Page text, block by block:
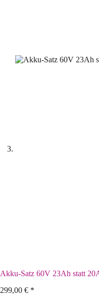
Akku-Satz 60V 23Ah statt
299,00 € *